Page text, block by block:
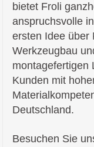
bietet Froli
anspruchsvolle
ersten Idee über
Werkzeugbau
montagefertigen
Kunden mit
Deutschland.
Besuchen Sie